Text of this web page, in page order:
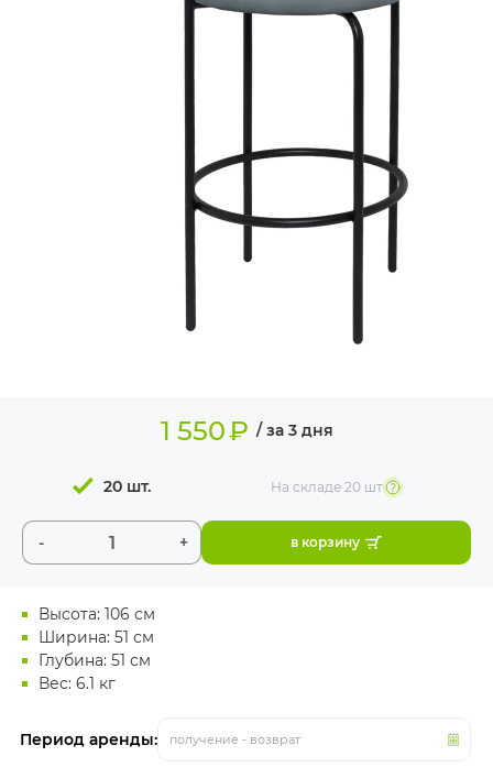
Высота: 106 см
Ширина: 51 см
Глубина: 51 см
Вес: 6.1 кг
Период аренды: получение - возврат
1 550₽ / за 3 дня
- +
20 шт. На складе 20 шт
в корзину